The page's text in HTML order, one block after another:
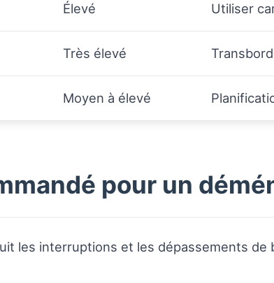
Élevé Utiliser
Très élevé
Moyen à élevé
pour un
les interruptions et les dépassements de